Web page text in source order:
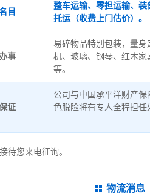
目
整车运输、零担运输、
托运（收费上门估价）。
事
易碎物品特别包装，量
机、玻璃、钢琴、红木
等。
证
公司与中国承平洋财产
色脱险将有专人全程担任
待您来电征询。
物流消息